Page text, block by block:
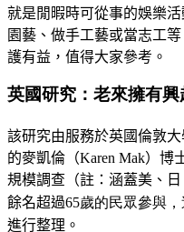
就是閒暇時可從事的娛樂
園藝 、 做手工藝或當志工
護有益，值得大家參考 。
英國研究：老來擁有
該研究由服務於英國倫敦
的麥凱倫（Karen Mak） 博
規模調查（註：涵蓋美 、 日
餘名超過65歲的民眾參與
進行整理 。